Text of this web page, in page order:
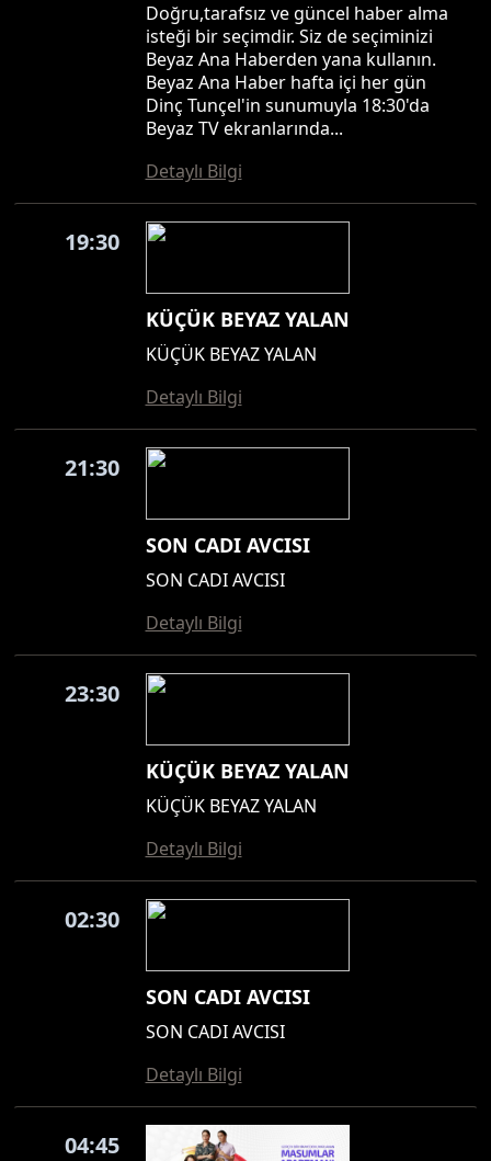
Doğru,tarafsız ve güncel haber alma
isteği bir seçimdir. Siz de seçiminizi
Beyaz Ana Haberden yana kullanın.
Beyaz Ana Haber hafta içi her gün
Dinç Tunçel'in sunumuyla 18:30'da
Beyaz TV ekranlarında...
Detaylı Bilgi
19:30
KÜÇÜK BEYAZ YALAN
KÜÇÜK BEYAZ YALAN
Detaylı Bilgi
21:30
SON CADI AVCISI
SON CADI AVCISI
Detaylı Bilgi
23:30
KÜÇÜK BEYAZ YALAN
KÜÇÜK BEYAZ YALAN
Detaylı Bilgi
02:30
SON CADI AVCISI
SON CADI AVCISI
Detaylı Bilgi
04:45